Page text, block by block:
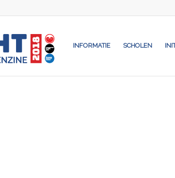
INFORMATIE SCHOLEN